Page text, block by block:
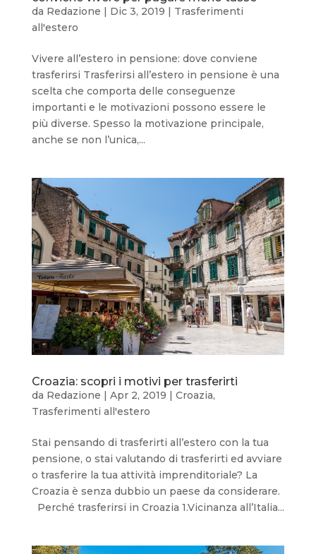
da Redazione | Dic 3, 2019 | Trasferimenti
all'estero
Vivere all’estero in pensione: dove conviene
trasferirsi Trasferirsi all’estero in pensione è una
scelta che comporta delle conseguenze
importanti e le motivazioni possono essere le
più diverse. Spesso la motivazione principale,
anche se non l’unica,...
Croazia: scopri i motivi per trasferirti
da Redazione | Apr 2, 2019 | Croazia,
Trasferimenti all'estero
Stai pensando di trasferirti all’estero con la tua
pensione, o stai valutando di trasferirti ed avviare
o trasferire la tua attività imprenditoriale? La
Croazia è senza dubbio un paese da considerare.
Perché trasferirsi in Croazia 1.Vicinanza all’Italia...